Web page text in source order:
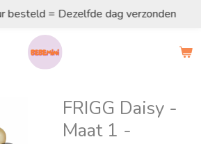
besteld = Dezelfde dag verzonden
FRIGG Daisy -
Maat 1 -